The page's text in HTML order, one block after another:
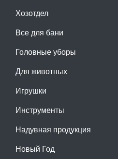
Хозотдел
Все для бани
Головные уборы
Для животных
Игрушки
Инструменты
Надувная продукция
Новый Год